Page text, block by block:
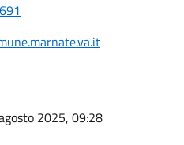
2025, 09:28